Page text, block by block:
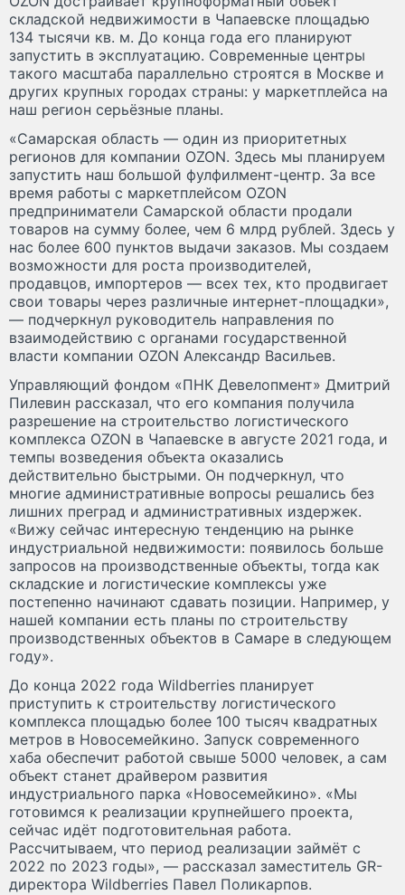
складской недвижимости в Чапаевске площадью
134 тысячи кв. м. До конца года его планируют
запустить в эксплуатацию. Современные центры
такого масштаба параллельно строятся в Москве и
других крупных городах страны: у маркетплейса на
наш регион серьёзные планы.
«Самарская область — один из приоритетных
регионов для компании OZON. Здесь мы планируем
запустить наш большой фулфилмент-центр. За все
время работы с маркетплейсом OZON
предприниматели Самарской области продали
товаров на сумму более, чем 6 млрд рублей. Здесь у
нас более 600 пунктов выдачи заказов. Мы создаем
возможности для роста производителей,
продавцов, импортеров — всех тех, кто продвигает
свои товары через различные интернет-площадки»,
— подчеркнул руководитель направления по
взаимодействию с органами государственной
власти компании OZON Александр Васильев.
Управляющий фондом «ПНК Девелопмент» Дмитрий
Пилевин рассказал, что его компания получила
разрешение на строительство логистического
комплекса OZON в Чапаевске в августе 2021 года, и
темпы возведения объекта оказались
действительно быстрыми. Он подчеркнул, что
многие административные вопросы решались без
лишних преград и административных издержек.
«Вижу сейчас интересную тенденцию на рынке
индустриальной недвижимости: появилось больше
запросов на производственные объекты, тогда как
складские и логистические комплексы уже
постепенно начинают сдавать позиции. Например, у
нашей компании есть планы по строительству
производственных объектов в Самаре в следующем
году».
До конца 2022 года Wildberries планирует
приступить к строительству логистического
комплекса площадью более 100 тысяч квадратных
метров в Новосемейкино. Запуск современного
хаба обеспечит работой свыше 5000 человек, а сам
объект станет драйвером развития
индустриального парка «Новосемейкино». «Мы
готовимся к реализации крупнейшего проекта,
сейчас идёт подготовительная работа.
Рассчитываем, что период реализации займёт с
2022 по 2023 годы», — рассказал заместитель GR-
директора Wildberries Павел Поликарпов.